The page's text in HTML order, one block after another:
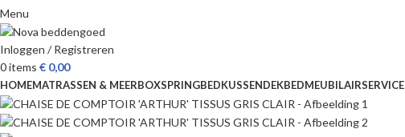
Menu
Inloggen / Registreren
0items € 0,00
HOMEMATRASSEN & MEERBOXSPRINGBEDKUSSENDEKBEDMEUBILAIRSERVICE